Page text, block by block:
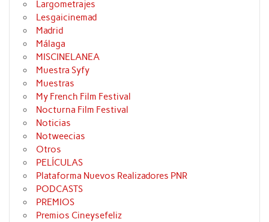
Largometrajes
Lesgaicinemad
Madrid
Málaga
MISCINELANEA
Muestra Syfy
Muestras
My French Film Festival
Nocturna Film Festival
Noticias
Notweecias
Otros
PELÍCULAS
Plataforma Nuevos Realizadores PNR
PODCASTS
PREMIOS
Premios Cineysefeliz